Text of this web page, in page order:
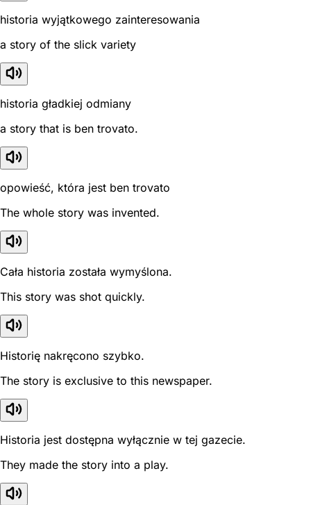
historia wyjątkowego zainteresowania
a story of the slick variety
historia gładkiej odmiany
a story that is ben trovato.
opowieść, która jest ben trovato
The whole story was invented.
Cała historia została wymyślona.
This story was shot quickly.
Historię nakręcono szybko.
The story is exclusive to this newspaper.
Historia jest dostępna wyłącznie w tej gazecie.
They made the story into a play.